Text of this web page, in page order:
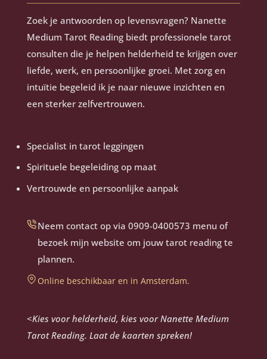
Zoek je antwoorden op levensvragen? Nanette
Medium Tarot Reading biedt professionele tarot
consulten die je helpen helderheid te krijgen over
liefde, werk, en persoonlijke groei. Met zorg en
intuïtie begeleid ik je naar nieuwe inzichten en
een sterker zelfvertrouwen.
Specialist in tarot leggingen
Spirituele begeleiding op maat
Vertrouwde en persoonlijke aanpak
Neem contact op via 0909-0400573 menu of
bezoek mijn website om jouw tarot reading te
plannen.
Online beschikbaar en in Amsterdam.
<Kies voor helderheid, kies voor Nanette Medium
Tarot Reading. Laat de kaarten spreken!